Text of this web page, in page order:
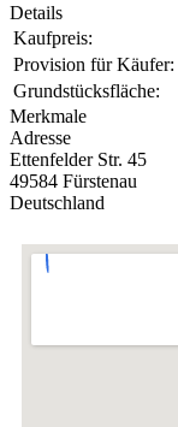
Details
Kaufpreis:
Provision für Käufer:
Grundstücksfläche:
Merkmale
Adresse
Ettenfelder Str. 45
49584 Fürstenau
Deutschland